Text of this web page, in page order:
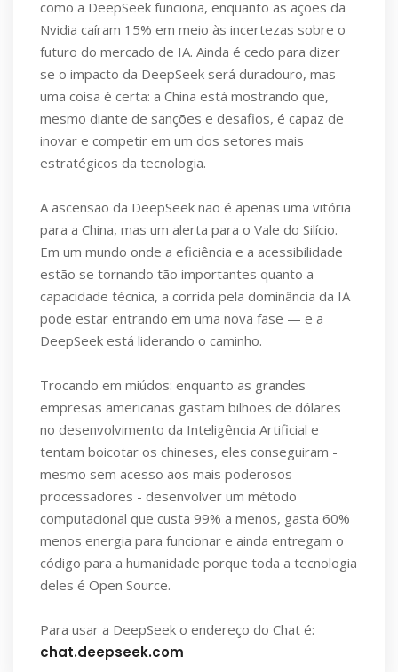
como a DeepSeek funciona, enquanto as ações da
Nvidia caíram 15% em meio às incertezas sobre o
futuro do mercado de IA. Ainda é cedo para dizer
se o impacto da DeepSeek será duradouro, mas
uma coisa é certa: a China está mostrando que,
mesmo diante de sanções e desafios, é capaz de
inovar e competir em um dos setores mais
estratégicos da tecnologia.
A ascensão da DeepSeek não é apenas uma vitória
para a China, mas um alerta para o Vale do Silício.
Em um mundo onde a eficiência e a acessibilidade
estão se tornando tão importantes quanto a
capacidade técnica, a corrida pela dominância da IA
pode estar entrando em uma nova fase — e a
DeepSeek está liderando o caminho.
Trocando em miúdos: enquanto as grandes
empresas americanas gastam bilhões de dólares
no desenvolvimento da Inteligência Artificial e
tentam boicotar os chineses, eles conseguiram -
mesmo sem acesso aos mais poderosos
processadores - desenvolver um método
computacional que custa 99% a menos, gasta 60%
menos energia para funcionar e ainda entregam o
código para a humanidade porque toda a tecnologia
deles é Open Source.
Para usar a DeepSeek o endereço do Chat é:
chat.deepseek.com